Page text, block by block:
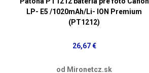
LP- E5 /1020mAh/Li- ION Premium
(PT1212)
26,67 €
od Mironetcz.sk